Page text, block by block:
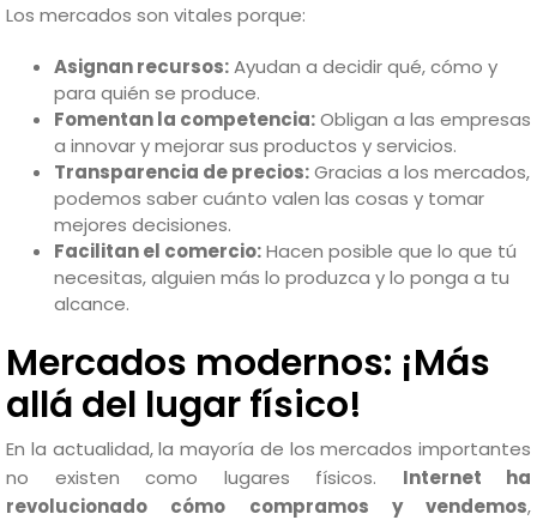
Los mercados son vitales porque:
Asignan recursos:Ayudan a decidir qué, cómo y
para quién se produce.
Fomentan la competencia:Obligan a las empresas
a innovar y mejorar sus productos y servicios.
Transparencia de precios:Gracias a los mercados,
podemos saber cuánto valen las cosas y tomar
mejores decisiones.
Facilitan el comercio:Hacen posible que lo que tú
necesitas, alguien más lo produzca y lo ponga a tu
alcance.
Mercados modernos: ¡Más
allá del lugar físico!
En la actualidad, la mayoría de los mercados importantes
no existen como lugares físicos. Internet ha
revolucionado cómo compramos y vendemos,